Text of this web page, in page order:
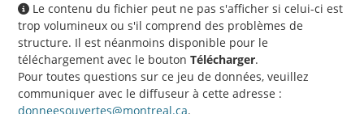
Le contenu du fichier peut ne pas s'afficher si celui-ci est
trop volumineux ou s'il comprend des problèmes de
structure. Il est néanmoins disponible pour le
téléchargement avec le bouton Télécharger.
Pour toutes questions sur ce jeu de données, veuillez
communiquer avec le diffuseur à cette adresse :
donneesouvertes@montreal.ca.